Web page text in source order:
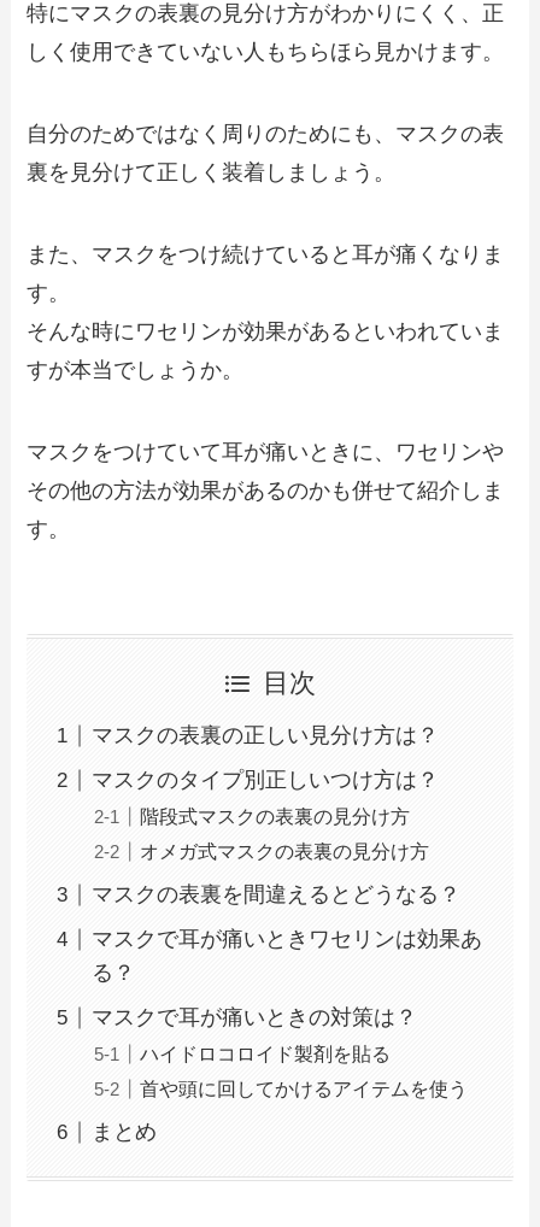
特にマスクの表裏の見分け方がわかりにくく、正
しく使用できていない人もちらほら見かけます。
自分のためではなく周りのためにも、マスクの表
裏を見分けて正しく装着しましょう。
また、マスクをつけ続けていると耳が痛くなりま
す。
そんな時にワセリンが効果があるといわれていま
すが本当でしょうか。
マスクをつけていて耳が痛いときに、ワセリンや
その他の方法が効果があるのかも併せて紹介しま
す。
目次
マスクの表裏の正しい見分け方は？
マスクのタイプ別正しいつけ方は？
階段式マスクの表裏の見分け方
オメガ式マスクの表裏の見分け方
マスクの表裏を間違えるとどうなる？
マスクで耳が痛いときワセリンは効果あ
る？
マスクで耳が痛いときの対策は？
ハイドロコロイド製剤を貼る
首や頭に回してかけるアイテムを使う
まとめ